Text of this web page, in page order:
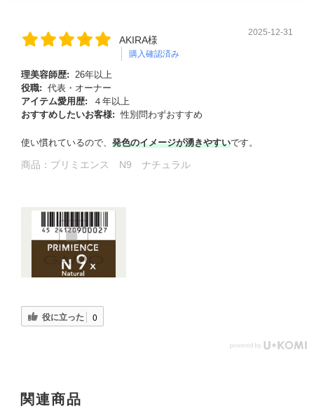
AKIRA様
購入確認済み
2025-12-31
理美容師歴: 26年以上
役職: 代表・オーナー
アイテム愛用歴:
４年以上
おすすめしたいお客様: 性別問わずおすすめ
使い慣れているので、 発色のイメージが湧きやすいです。
商品： プリミエンス N9 ナチュラル
役に立った 0
関連商品